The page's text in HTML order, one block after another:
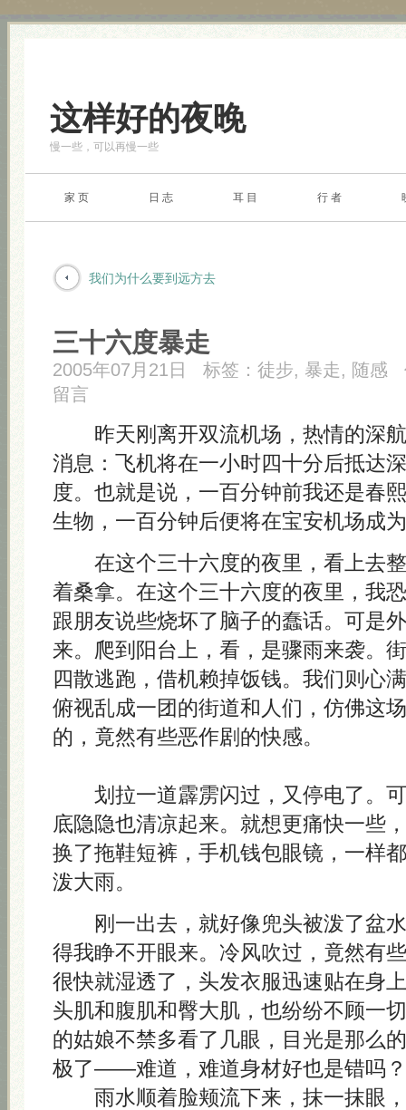
这样好的夜晚
慢一些，可以再慢一些
家 页 日 志 耳 目 行 者
我们为什么要到远方去
三十六度暴走
2005年07月21日 标签： 徒步, 暴走, 随感
留言
昨天刚离开双流机场，热情的深航
消息：飞机将在一小时四十分后抵达
度。也就是说，一百分钟前我还是春
生物，一百分钟后便将在宝安机场成
在这个三十六度的夜里，看上去整
着桑拿。在这个三十六度的夜里，我
跟朋友说些烧坏了脑子的蠢话。可是
来。爬到阳台上，看，是骤雨来袭。
四散逃跑，借机赖掉饭钱。我们则心
俯视乱成一团的街道和人们，仿佛这
的，竟然有些恶作剧的快感。
划拉一道霹雳闪过，又停电了。
底隐隐也清凉起来。就想更痛快一些
换了拖鞋短裤，手机钱包眼镜，一样
泼大雨。
刚一出去，就好像兜头被泼了盆水
得我睁不开眼来。冷风吹过，竟然有
很快就湿透了，头发衣服迅速贴在身
头肌和腹肌和臀大肌，也纷纷不顾一
的姑娘不禁多看了几眼，目光是那么
极了——难道，难道身材好也是错吗
雨水顺着脸颊流下来，抹一抹眼，